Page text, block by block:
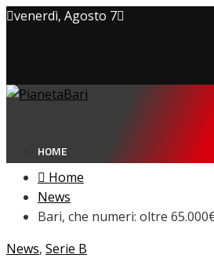
venerdì, Agosto 7
Cookie Policy
HOME
NEWS
Amarcord
Home
News
Bari, che numeri: oltre
News, Serie B